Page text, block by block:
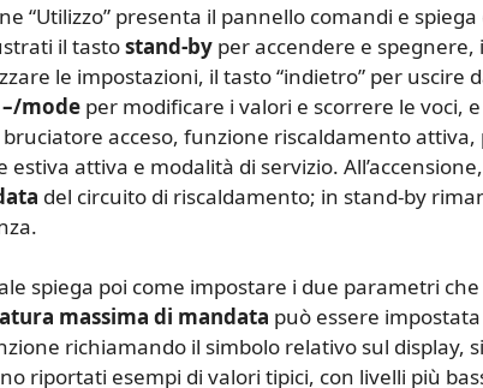
“Utilizzo” presenta il pannello comandi e
il tastostand-by per accendere e spegnere,
le impostazioni, il tasto “indietro” per uscire
–/mode per modificare i valori e scorrere le voci,
acceso, funzione riscaldamento
estiva attiva e modalità di servizio.
del circuito di riscaldamento; in stand-by
spiega poi come impostare i due parametri
massima di mandata può essere
richiamando il simbolo relativo sul display,
riportati esempi di valori tipici, con livelli più